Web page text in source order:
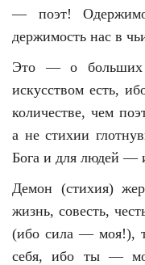
— поэт!
держимость нас в
Это — о больших
искусством есть,
количестве, чем
а не стихии
Бога и для людей —
Демон (стихия)
жизнь, совесть,
(ибо сила — моя!),
себя, ибо ты —